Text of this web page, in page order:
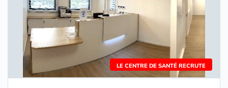
LE CENTRE DE SANTÉ RECRUTE